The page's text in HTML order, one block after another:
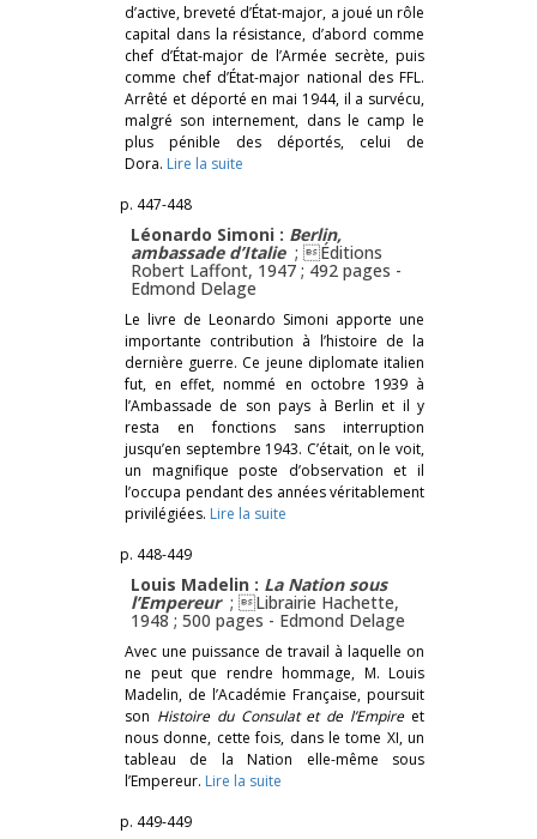
d’active, breveté d’État-major, a joué un rôle
capital dans la résistance, d’abord comme
chef d’État-major de l’Armée secrète, puis
comme chef d’État-major national des FFL.
Arrêté et déporté en mai 1944, il a survécu,
malgré son internement, dans le camp le
plus pénible des déportés, celui de
Dora. Lire la suite
p. 447-448
Léonardo Simoni : Berlin,
ambassade d’Italie ; Éditions
Robert Laffont, 1947 ; 492 pages -
Edmond Delage
Le livre de Leonardo Simoni apporte une
importante contribution à l’histoire de la
dernière guerre. Ce jeune diplomate italien
fut, en effet, nommé en octobre 1939 à
l’Ambassade de son pays à Berlin et il y
resta en fonctions sans interruption
jusqu’en septembre 1943. C’était, on le voit,
un magnifique poste d’observation et il
l’occupa pendant des années véritablement
privilégiées. Lire la suite
p. 448-449
Louis Madelin : La Nation sous
l’Empereur ; Librairie Hachette,
1948 ; 500 pages - Edmond Delage
Avec une puissance de travail à laquelle on
ne peut que rendre hommage, M. Louis
Madelin, de l’Académie Française, poursuit
son Histoire du Consulat et de l’Empireet
nous donne, cette fois, dans le tome XI, un
tableau de la Nation elle-même sous
l’Empereur. Lire la suite
p. 449-449